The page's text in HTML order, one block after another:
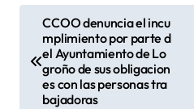
CCOO denuncia el incu
mplimiento por parte d
el Ayuntamiento de Lo
groño de sus obligacion
es con las personas tra
bajadoras